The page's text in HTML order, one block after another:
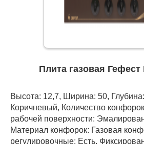
Плита газовая Гефест
Высота: 12,7, Ширина: 50,
Коричневый, Количество
рабочей поверхности:
Материал конфорок: Газовая
регулировочные: Есть,